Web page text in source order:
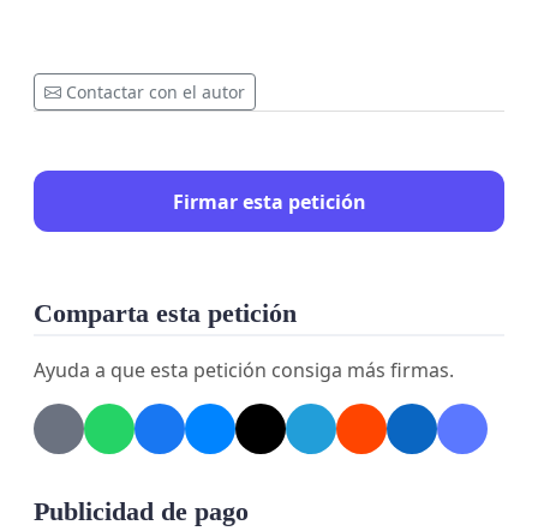
Contactar con el autor
Firmar esta petición
Comparta esta petición
Ayuda a que esta petición consiga más firmas.
Publicidad de pago